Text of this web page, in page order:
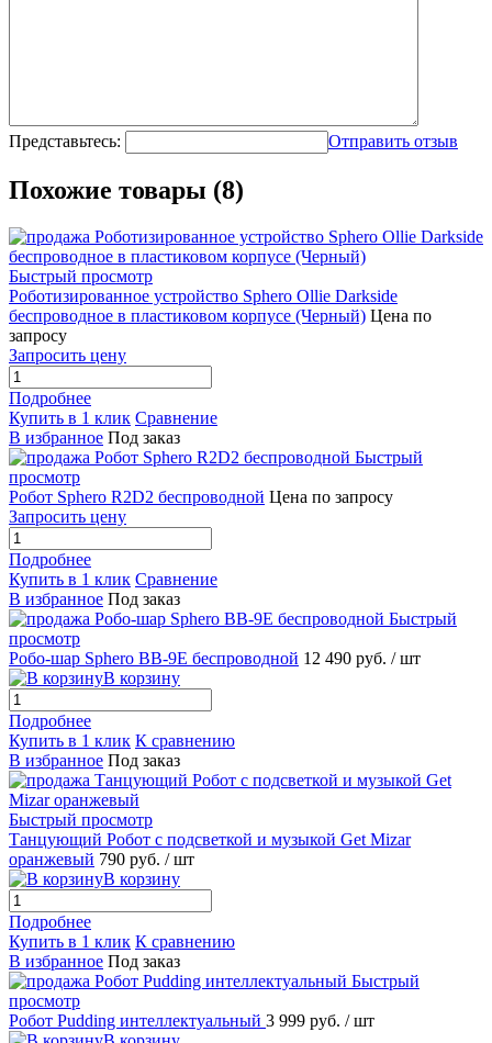
Представьтесь: Отправить отзыв
Похожие товары (8)
Быстрый просмотр
Роботизированное устройство Sphero Ollie Darkside
беспроводное в пластиковом корпусе (Черный) Цена по
запросу
Запросить цену
Подробнее
Купить в 1 клик Сравнение
В избранное Под заказ
Быстрый
просмотр
Робот Sphero R2D2 беспроводной Цена по запросу
Запросить цену
Подробнее
Купить в 1 клик Сравнение
В избранное Под заказ
Быстрый
просмотр
Робо-шар Sphero BB-9E беспроводной 12 490 руб. / шт
В корзину
Подробнее
Купить в 1 клик К сравнению
В избранное Под заказ
Быстрый просмотр
Танцующий Робот с подсветкой и музыкой Get Mizar
оранжевый 790 руб. / шт
В корзину
Подробнее
Купить в 1 клик К сравнению
В избранное Под заказ
Быстрый
просмотр
Робот Pudding интеллектуальный 3 999 руб. / шт